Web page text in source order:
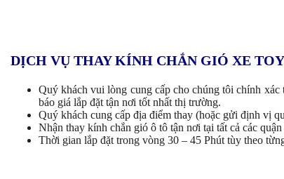
DỊCH VỤ THAY KÍNH CHẮN GIÓ XE
Quý khách vui lòng cung cấp cho chúng tôi chính
báo giá lắp đặt tận nơi tốt nhất thị trường.
Quý khách cung cấp địa điểm thay (hoặc gửi định vị
Nhận thay kính chắn gió ô tô tận nơi tại tất cả các
Thời gian lắp đặt trong vòng 30 – 45 Phút tùy theo